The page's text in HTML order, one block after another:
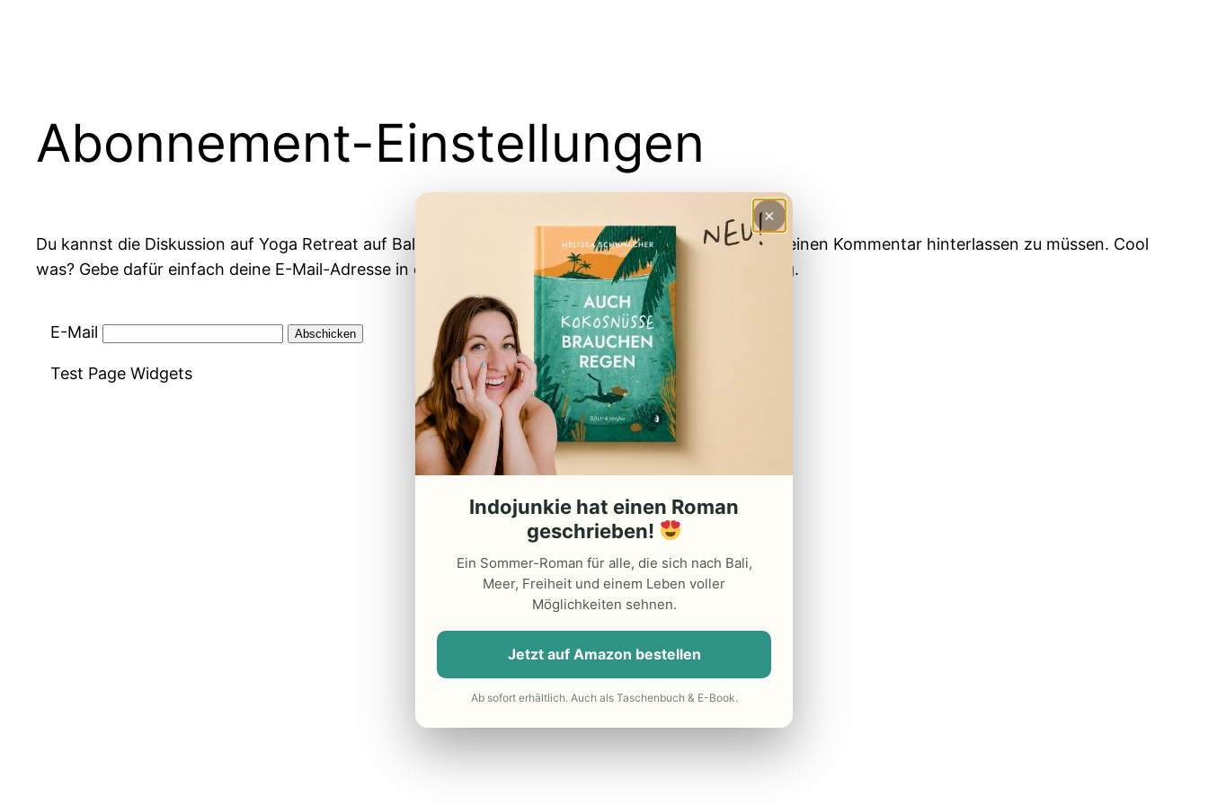
Abonnement-Einstellungen
Du kannst die Diskussion auf Yoga Retreat auf Bali: 6 Tage Yoga, Rohkost und Ich verfolgen, ohne einen Kommentar hinterlassen zu müssen. Cool
was? Gebe dafür einfach deine E-Mail-Adresse in das untenstehende Formular ein und du bist fertig.
E-Mail
Test Page Widgets
×
Indojunkie hat einen Roman
geschrieben!
Ein Sommer-Roman für alle, die sich nach Bali,
Meer, Freiheit und einem Leben voller
Möglichkeiten sehnen.
Jetzt auf Amazon bestellen
Ab sofort erhältlich. Auch als Taschenbuch & E-Book.